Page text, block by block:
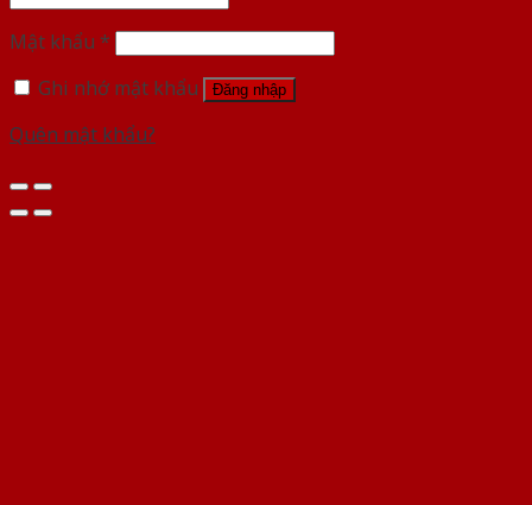
Mật khẩu *
Ghi nhớ mật khẩu
Đăng nhập
Quên mật khẩu?